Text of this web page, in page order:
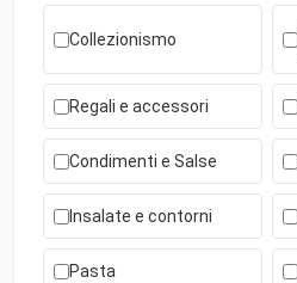
Collezionismo
Regali e accessori
Condimenti e Salse
Insalate e contorni
Pasta